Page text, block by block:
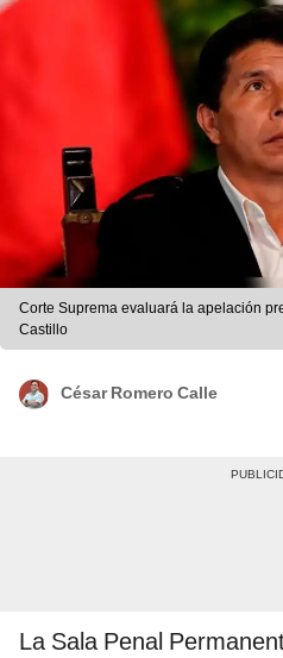
Corte Suprema evaluará la apelación
Castillo
César Romero Calle
La Sala Penal